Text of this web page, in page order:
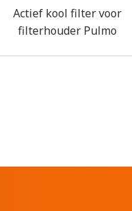
Actief kool filter voor
filterhouder Pulmo